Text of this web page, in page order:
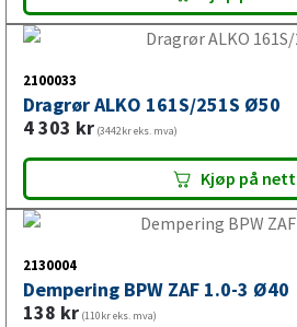
vannscooterhenger.
2100033
Dragrør ALKO 161S/251S Ø50
4 303 kr (3442kr eks. mva)
Kjøp på nett
2130004
Dempering BPW ZAF 1.0-3 Ø40
138 kr (110kr eks. mva)